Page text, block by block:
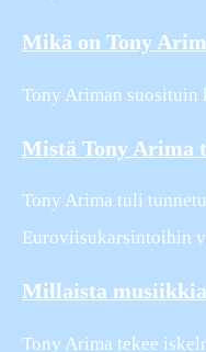
Mikä on Tony
Tony Ariman suosituin
Mistä Tony Arima
Tony Arima tuli
Euroviisukarsintoihin
Millaista
Tony Arima tekee